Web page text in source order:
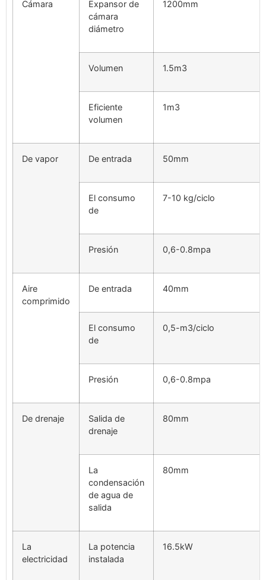
Cámara
Expansor de
cámara
diámetro
1200mm
Volumen 1.5m3
Eficiente
volumen
1m3
De vapor De entrada 50mm
El consumo
de
7-10 kg/ciclo
Presión 0,6-0.8mpa
Aire
comprimido
De entrada 40mm
El consumo
de
0,5-m3/ciclo
Presión 0,6-0.8mpa
De drenaje
Salida de
drenaje
80mm
La
condensación
de agua de
salida
80mm
La
electricidad
La potencia
instalada
16.5kW